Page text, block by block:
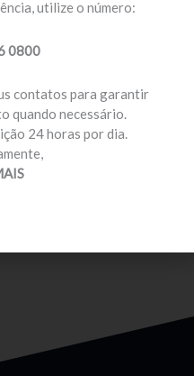
diferenciais para você
utilize o número:
0800
contatos para garantir
quando necessário.
24 horas por dia.